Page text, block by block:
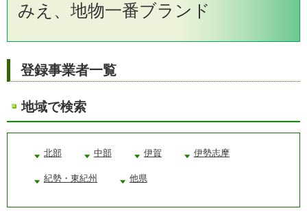
みえ、地物一番ブランド
登録事業者一覧
地域で検索
北部 中部 伊賀 伊勢志摩
紀勢・東紀州 他県